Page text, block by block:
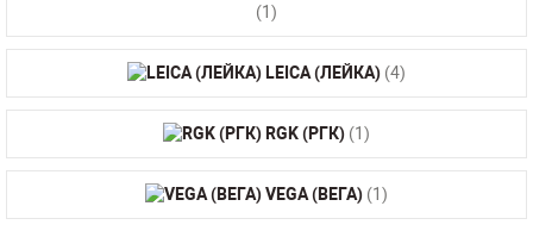
(1)
LEICA (ЛЕЙКА) (4)
RGK (РГК) (1)
VEGA (ВЕГА) (1)